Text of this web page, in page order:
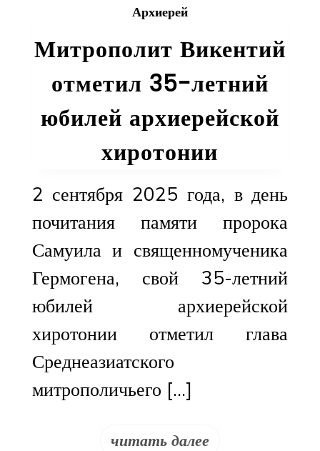
округа
Архиерей
Митрополит Викентий
отметил 35-летний
юбилей архиерейской
хиротонии
2 сентября 2025 года, в день
почитания памяти пророка
Самуила и священномученика
Гермогена, свой 35-летний
юбилей архиерейской
хиротонии отметил глава
Среднеазиатского
митрополичьего […]
читать далее